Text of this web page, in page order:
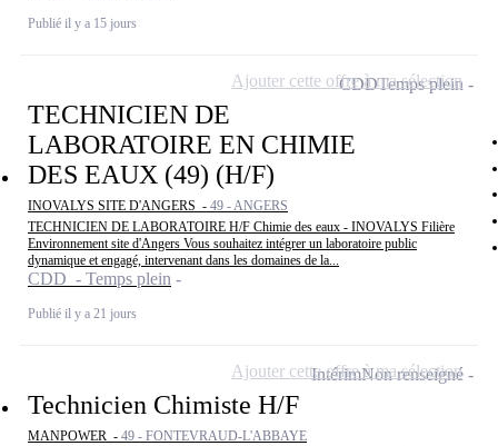
Publié il y a 15 jours
TECHNICIEN DE
LABORATOIRE EN CHIMIE
DES EAUX (49) (H/F)
INOVALYS SITE D'ANGERS - 49 - ANGERS
TECHNICIEN DE LABORATOIRE H/F Chimie des eaux - INOVALYS Filière
Environnement site d'Angers Vous souhaitez intégrer un laboratoire public
dynamique et engagé, intervenant dans les domaines de la...
CDD - Temps plein
Publié il y a 21 jours
CDDTemps plein
Ajouter cette offre à ma sélection
Technicien Chimiste H/F
MANPOWER - 49 - FONTEVRAUD-L'ABBAYE
IntérimNon renseigné
Ajouter cette offre à ma sélection